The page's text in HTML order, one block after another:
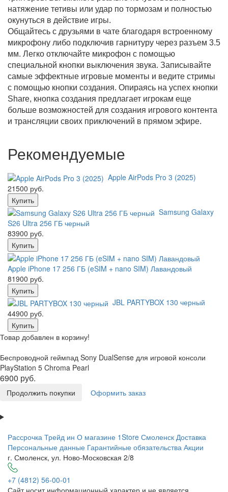
натяжение тетивы или удар по тормозам и полностью
окунуться в действие игры.
Общайтесь с друзьями в чате благодаря встроенному
микрофону либо подключив гарнитуру через разъем 3.5
мм. Легко отключайте микрофон с помощью
специальной кнопки выключения звука. Записывайте
самые эффектные игровые моменты и ведите стримы
с помощью кнопки создания. Опираясь на успех кнопки
Share, кнопка создания предлагает игрокам еще
больше возможностей для создания игрового контента
и трансляции своих приключений в прямом эфире.
Рекомендуемые
Apple AirPods Pro 3 (2025)
21500 руб.
Купить
Samsung Galaxy
S26 Ultra 256 ГБ черный
83900 руб.
Купить
Apple iPhone 17 256 ГБ (eSIM + nano SIM) Лавандовый
81900 руб.
Купить
JBL PARTYBOX 130 черный
44900 руб.
Купить
Товар добавлен в корзину!
Беспроводной геймпад Sony DualSense для игровой консоли
PlayStation 5 Chroma Pearl
6900 руб.
Продолжить покупки Оформить заказ
Рассрочка Трейд ин О магазине 1Store Смоленск Доставка
Персональные данные Гарантийные обязательства Акции
г. Смоленск, ул. Ново-Московская 2/8
+7 (4812) 56-00-01
Сайт носит информационный характер и не является